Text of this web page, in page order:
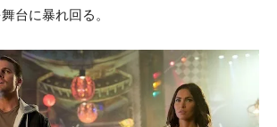
台に暴れ回る。